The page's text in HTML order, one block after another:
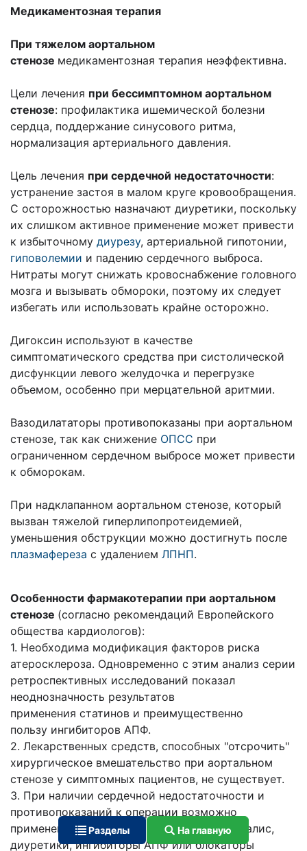
Медикаментозная терапия
При тяжелом аортальном
стенозе медикаментозная терапия неэффективна.
Цели лечения при бессимптомном аортальном
стенозе: профилактика ишемической болезни
сердца, поддержание синусового ритма,
нормализация артериального давления.
Цель лечения при сердечной недостаточности:
устранение застоя в малом круге кровообращения.
С осторожностью назначают диуретики, поскольку
их слишком активное применение может привести
к избыточному диурезу, артериальной гипотонии,
гиповолемии и падению сердечного выброса.
Нитраты могут снижать кровоснабжение головного
мозга и вызывать обмороки, поэтому их следует
избегать или использовать крайне осторожно.
Дигоксин используют в качестве
симптоматического средства при систолической
дисфункции левого желудочка и перегрузке
объемом, особенно при мерцательной аритмии.
Вазодилататоры противопоказаны при аортальном
стенозе, так как снижение ОПСС при
ограниченном сердечном выбросе может привести
к обморокам.
При надклапанном аортальном стенозе, который
вызван тяжелой гиперлипопротеидемией,
уменьшения обструкции можно достигнуть после
плазмафереза с удалением ЛПНП.
Особенности фармакотерапии при аортальном
стенозе (согласно рекомендаций Европейского
общества кардиологов):
1. Необходима модификация факторов риска
атеросклероза. Одновременно с этим анализ серии
ретроспективных исследований показал
неоднозначность результатов
применения статинов и преимущественно
пользу ингибиторов АПФ.
2. Лекарственных средств, способных "отсрочить"
хирургическое вмешательство при аортальном
стенозе у симптомных пациентов, не существует.
3. При наличии сердечной недостаточности и
противопоказаний к операции возможно
применение следующих препаратов: дигиталис,
диуретики, ингибиторы АПФ или блокаторы
Разделы На главную